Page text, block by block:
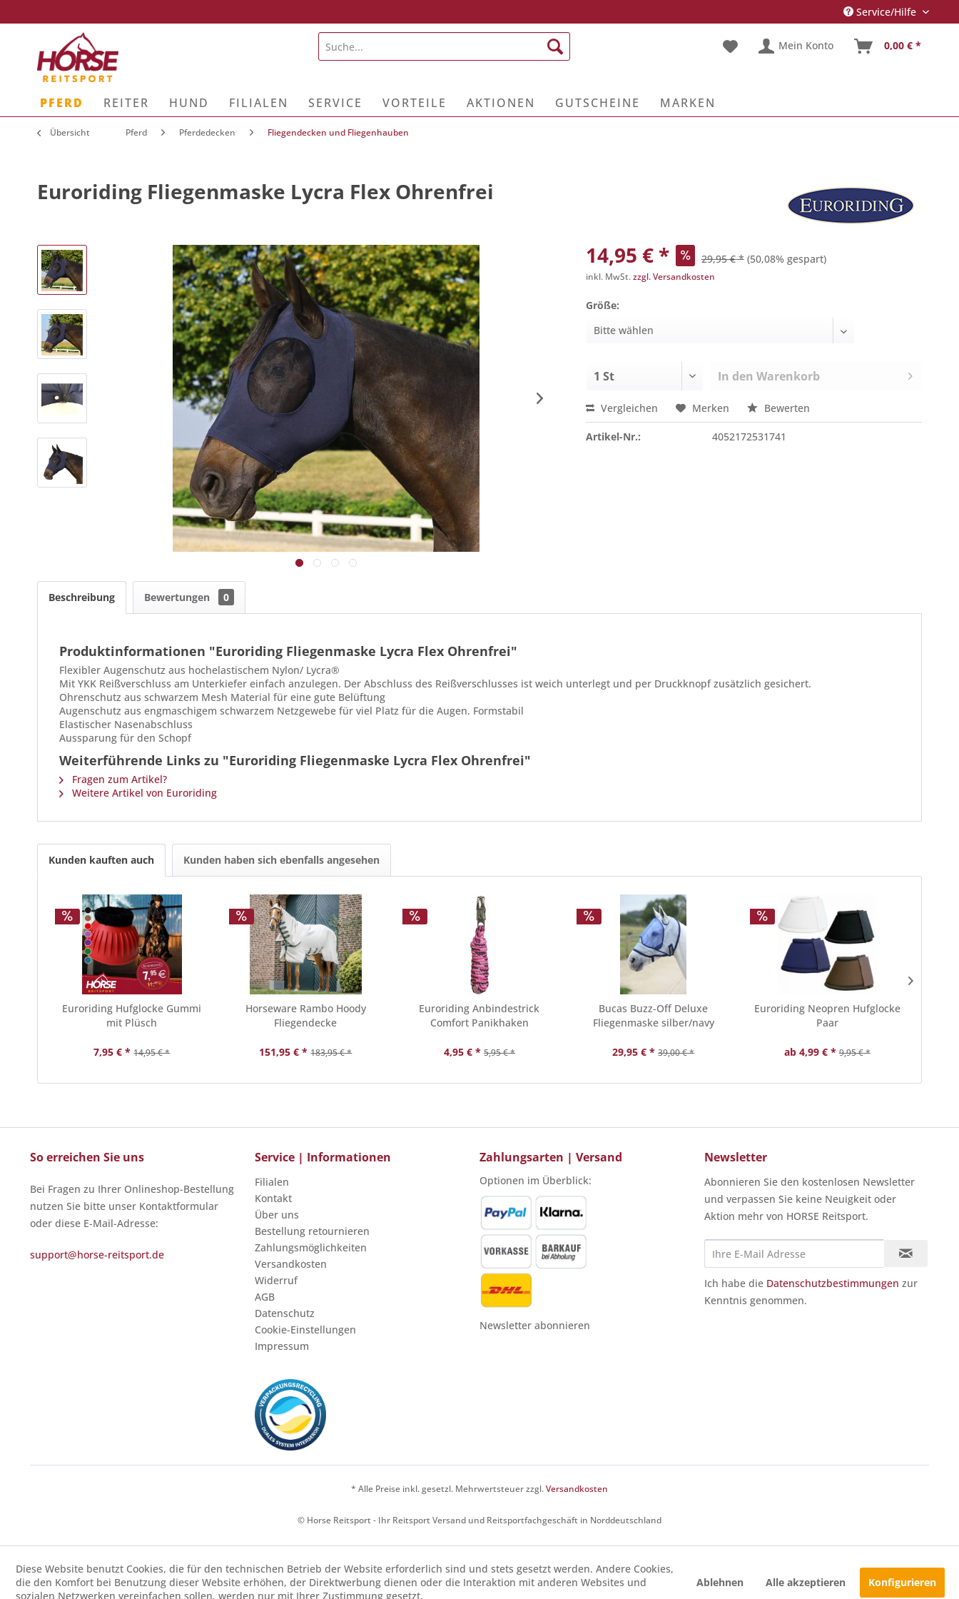
Service/Hilfe
Mein Konto 0,00 € *
PFERD REITER HUND FILIALEN SERVICE VORTEILE AKTIONEN GUTSCHEINE MARKEN
Übersicht Pferd Pferdedecken Fliegendecken und Fliegenhauben
Euroriding Fliegenmaske Lycra Flex Ohrenfrei
14,95 € * 29,95 € * (50,08% gespart)
inkl. MwSt.zzgl. Versandkosten
Größe:
In den Warenkorb
Vergleichen Merken Bewerten
Artikel-Nr.: 4052172531741
Beschreibung Bewertungen 0
Produktinformationen "Euroriding Fliegenmaske Lycra Flex Ohrenfrei"
Flexibler Augenschutz aus hochelastischem Nylon/ Lycra®
Mit YKK Reißverschluss am Unterkiefer einfach anzulegen. Der Abschluss des Reißverschlusses ist weich unterlegt und per Druckknopf zusätzlich gesichert.
Ohrenschutz aus schwarzem Mesh Material für eine gute Belüftung
Augenschutz aus engmaschigem schwarzem Netzgewebe für viel Platz für die Augen. Formstabil
Elastischer Nasenabschluss
Aussparung für den Schopf
Weiterführende Links zu "Euroriding Fliegenmaske Lycra Flex Ohrenfrei"
Fragen zum Artikel?
Weitere Artikel von Euroriding
Kunden kauften auch Kunden haben sich ebenfalls angesehen
Euroriding Hufglocke Gummi
mit Plüsch
7,95 € * 14,95 € *
Horseware Rambo Hoody
Fliegendecke
151,95 € * 183,95 € *
Euroriding Anbindestrick
Comfort Panikhaken
4,95 € * 5,95 € *
Bucas Buzz-Off Deluxe
Fliegenmaske silber/navy
29,95 € * 39,00 € *
Euroriding Neopren Hufglocke
Paar
ab 4,99 € * 9,95 € *
So erreichen Sie uns
Bei Fragen zu Ihrer Onlineshop-Bestellung
nutzen Sie bitte unser Kontaktformular
oder diese E-Mail-Adresse:
support@horse-reitsport.de
Service | Informationen
Filialen
Kontakt
Über uns
Bestellung retournieren
Zahlungsmöglichkeiten
Versandkosten
Widerruf
AGB
Datenschutz
Cookie-Einstellungen
Impressum
Zahlungsarten | Versand
Optionen im Überblick:
Newsletter abonnieren
Newsletter
Abonnieren Sie den kostenlosen Newsletter
und verpassen Sie keine Neuigkeit oder
Aktion mehr von HORSE Reitsport.
Ich habe die Datenschutzbestimmungen zur
Kenntnis genommen.
* Alle Preise inkl. gesetzl. Mehrwertsteuer zzgl.Versandkosten
© Horse Reitsport - Ihr Reitsport Versand und Reitsportfachgeschäft in Norddeutschland
Diese Website benutzt Cookies, die für den technischen Betrieb der Website erforderlich sind und stets gesetzt werden. Andere Cookies,
die den Komfort bei Benutzung dieser Website erhöhen, der Direktwerbung dienen oder die Interaktion mit anderen Websites und
sozialen Netzwerken vereinfachen sollen, werden nur mit Ihrer Zustimmung gesetzt.
Ablehnen Alle akzeptieren Konfigurieren